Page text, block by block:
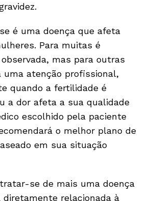
é uma doença que afeta
Para muitas é
mas para outras
uma atenção profissional,
quando a fertilidade é
a dor afeta a sua qualidade
escolhido pela paciente
o melhor plano de
em sua situação
se de mais uma doença
diretamente relacionada à